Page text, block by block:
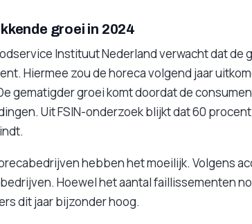
groei in 2024
Instituut Nederland verwacht dat de
Hiermee zou de horeca volgend jaar
gematigder groei komt doordat de
Uit FSIN-onderzoek blijkt dat 60
hebben het moeilijk. Volgens
Hoewel het aantal faillissementen
dit jaar bijzonder hoog.